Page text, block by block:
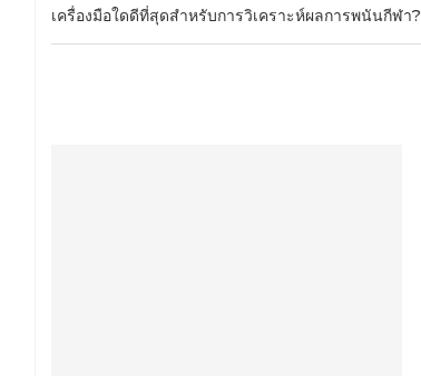
เครื่องมือใดดีที่สุดสำหรับการวิเคราะห์ผลการพนันกีฬา?